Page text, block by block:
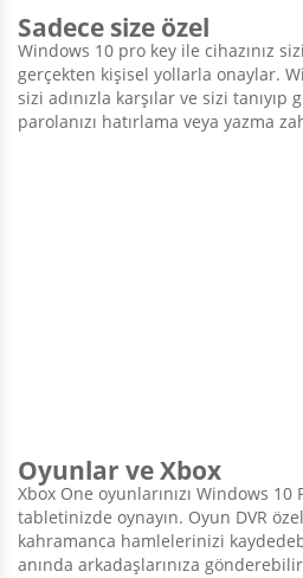
Sadece size özel
Windows 10 pro key ile cihazınız sizi
gerçekten kişisel yollarla onaylar.
sizi adınızla karşılar ve sizi tanıyıp
parolanızı hatırlama veya yazma
Oyunlar ve Xbox
Xbox One oyunlarınızı Windows
tabletinizde oynayın. Oyun DVR
kahramanca hamlelerinizi
anında arkadaşlarınıza